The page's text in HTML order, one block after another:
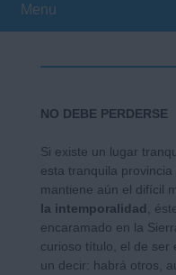
Menu
NO DEBE PERDERSE
Si existe un lugar
esta tranquila
mantiene aún el difícil
la intemporalidad
,
encaramado en la
curioso título, el de ser
un decir: habrá otros,